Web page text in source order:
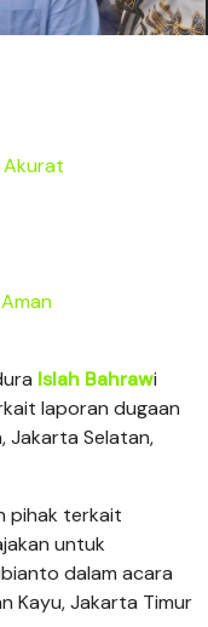
Akurat
Islah Bahrawi
laporan dugaan
Jakarta Selatan,
pihak terkait
untuk
dalam acara
Kayu, Jakarta Timur